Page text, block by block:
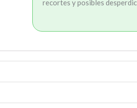
recortes y posibles